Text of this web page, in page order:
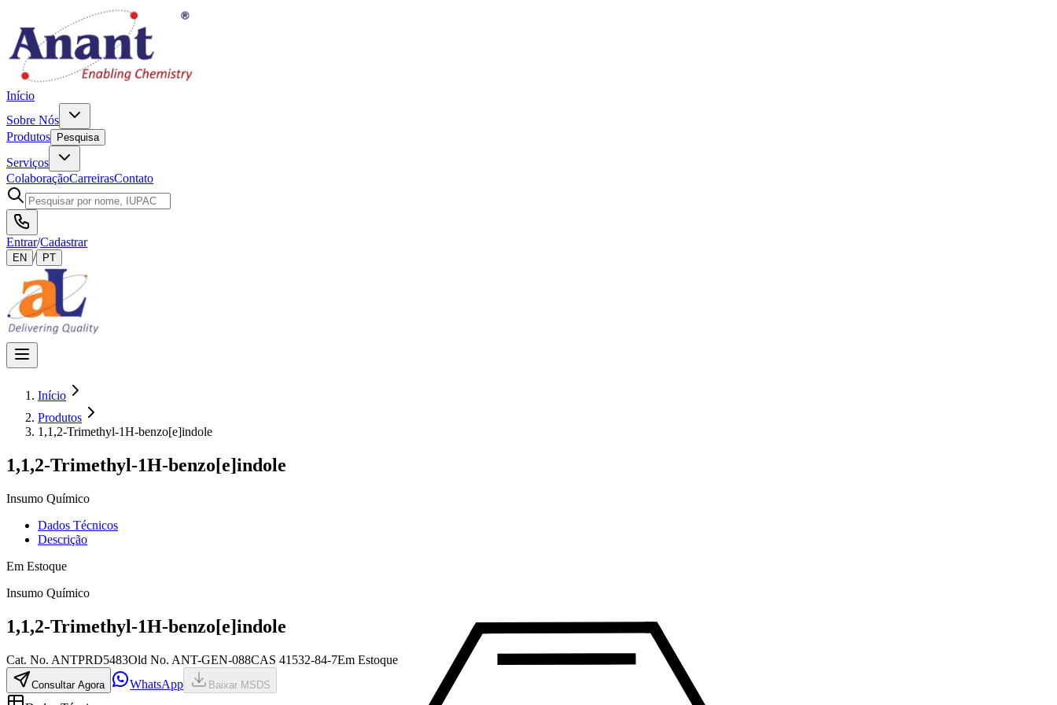
Início
Sobre Nós
Produtos
Pesquisa
Serviços
ColaboraçãoCarreirasContato
Entrar/Cadastrar
EN / PT
Início
Produtos
1,1,2-Trimethyl-1H-benzo[e]indole
1,1,2-Trimethyl-1H-benzo[e]indole
Insumo Químico
Dados Técnicos
Descrição
Em Estoque
Insumo Químico
1,1,2-Trimethyl-1H-benzo[e]indole
Cat. No. ANTPRD5483Old No. ANT-GEN-088CAS 41532-84-7Em Estoque
Consultar Agora WhatsApp Baixar MSDS